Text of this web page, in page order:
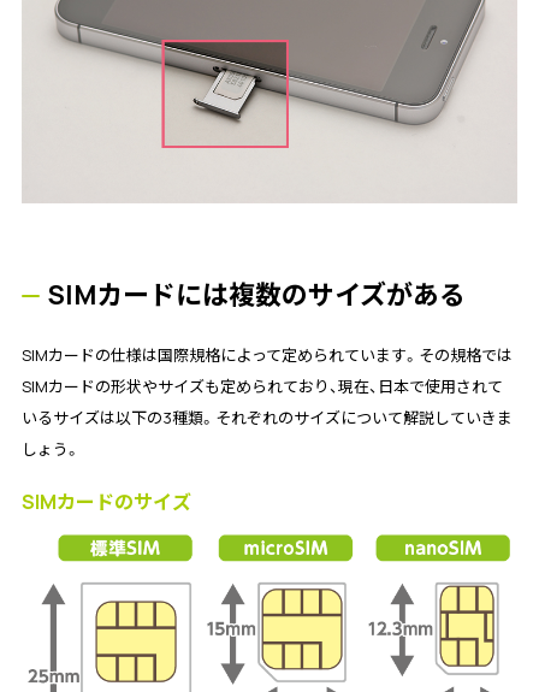
SIMカードには複数のサイズがある
SIMカードの仕様は国際規格によって定められています。その規格では
SIMカードの形状やサイズも定められており、現在、日本で使用されて
いるサイズは以下の3種類。それぞれのサイズについて解説していきま
しょう。
SIMカードのサイズ